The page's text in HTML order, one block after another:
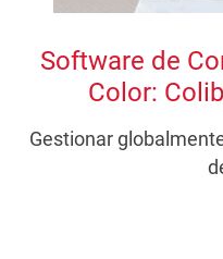
Software de
Color:
Gestionar